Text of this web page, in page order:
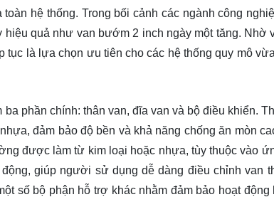
hệ thống. Trong bối cảnh các ngành công
hiệu quả như van bướm 2 inch ngày một tăng. Nhờ
tục là lựa chọn ưu tiên cho các hệ thống quy mô
phần chính: thân van, đĩa van và bộ điều khiển.
đảm bảo độ bền và khả năng chống ăn mòn
được làm từ kim loại hoặc nhựa, tùy thuộc vào
giúp người sử dụng dễ dàng điều chỉnh van
số bộ phận hỗ trợ khác nhằm đảm bảo hoạt